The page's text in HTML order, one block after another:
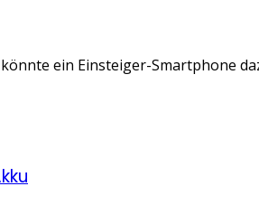
ein Einsteiger-Smartphone